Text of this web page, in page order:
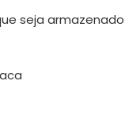
seja